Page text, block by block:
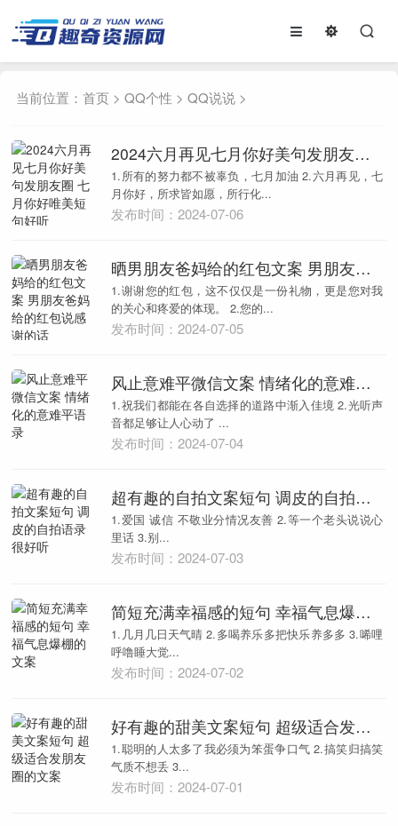
当前位置：首页 >QQ个性 >QQ说说 >
2024六月再见七月你好美句发朋友圈 七月你好唯美短句好听
1.所有的努力都不被辜负，七月加油 2.六月再见，七
月你好，所求皆如愿，所行化...
发布时间：2024-07-06
晒男朋友爸妈给的红包文案 男朋友爸妈给的红包说感谢的话
1.谢谢您的红包，这不仅仅是一份礼物，更是您对我
的关心和疼爱的体现。 2.您的...
发布时间：2024-07-05
风止意难平微信文案 情绪化的意难平语录
1.祝我们都能在各自选择的道路中渐入佳境 2.光听声
音都足够让人心动了 ...
发布时间：2024-07-04
超有趣的自拍文案短句 调皮的自拍语录很好听
1.爱国 诚信 不敬业分情况友善 2.等一个老头说说心
里话 3.别...
发布时间：2024-07-03
简短充满幸福感的短句 幸福气息爆棚的文案
1.几月几日天气晴 2.多喝养乐多把快乐养多多 3.唏哩
呼噜睡大觉...
发布时间：2024-07-02
好有趣的甜美文案短句 超级适合发朋友圈的文案
1.聪明的人太多了我必须为笨蛋争口气 2.搞笑归搞笑
气质不想丢 3...
发布时间：2024-07-01